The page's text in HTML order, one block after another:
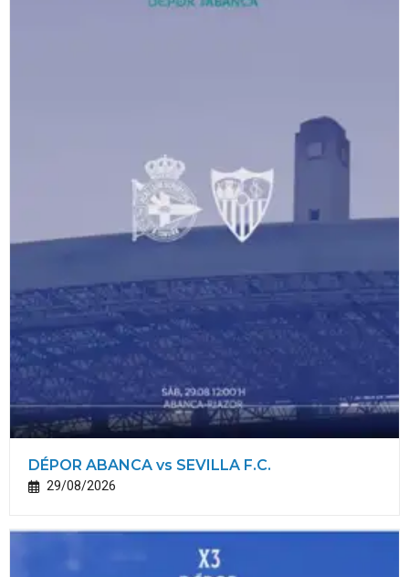
DÉPOR ABANCA vs SEVILLA F.C.
29/08/2026